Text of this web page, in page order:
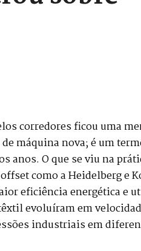
corredores ficou uma
máquina nova; é um
anos. O que se viu na
como a Heidelberg e
eficiência energética e
evoluíram em
industriais em